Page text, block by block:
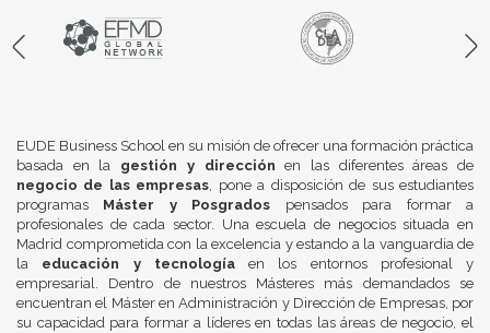
EUDE Business School en su misión de ofrecer una formación práctica
basada en la gestión y dirección en las diferentes áreas de
negocio de las empresas, pone a disposición de sus estudiantes
programas Máster y Posgrados pensados para formar a
profesionales de cada sector. Una escuela de negocios situada en
Madrid comprometida con la excelencia y estando a la vanguardia de
la educación y tecnologíaen los entornos profesional y
empresarial. Dentro de nuestros Másteres más demandados se
encuentran el Máster en Administración y Dirección de Empresas, por
su capacidad para formar a líderes en todas las áreas de negocio, el